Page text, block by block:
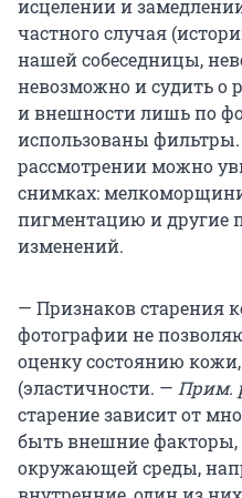
исцелении и
частного случая
нашей собеседницы,
невозможно и судить о
и внешности лишь по
использованы
рассмотрении можно
снимках:
пигментацию и другие
изменений.
— Признаков старения
фотографии не
оценку состоянию кожи,
(эластичности. — Прим.
старение зависит от
быть внешние факторы,
окружающей среды,